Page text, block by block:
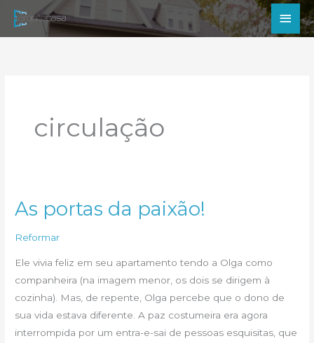
para
circulação
As portas da paixão!
Reformar
Ele vivia feliz em seu apartamento tendo a Olga como
companheira (na imagem menor, os dois se dirigem à
cozinha). Mas, de repente, Olga percebe que o dono de
sua vida estava diferente. A paz costumeira era agora
interrompida por um entra-e-sai de pessoas esquisitas, que